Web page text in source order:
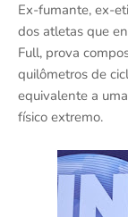
Ex-fumante, ex-
dos atletas que
Full, prova
quilômetros de
equivalente a
físico extremo.